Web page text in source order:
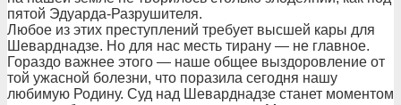
пятой Эдуарда-Разрушителя.
Любое из этих преступлений требует высшей кары для
Шеварднадзе. Но для нас месть тирану — не главное.
Гораздо важнее этого — наше общее выздоровление от
той ужасной болезни, что поразила сегодня нашу
любимую Родину. Суд над Шеварднадзе станет моментом